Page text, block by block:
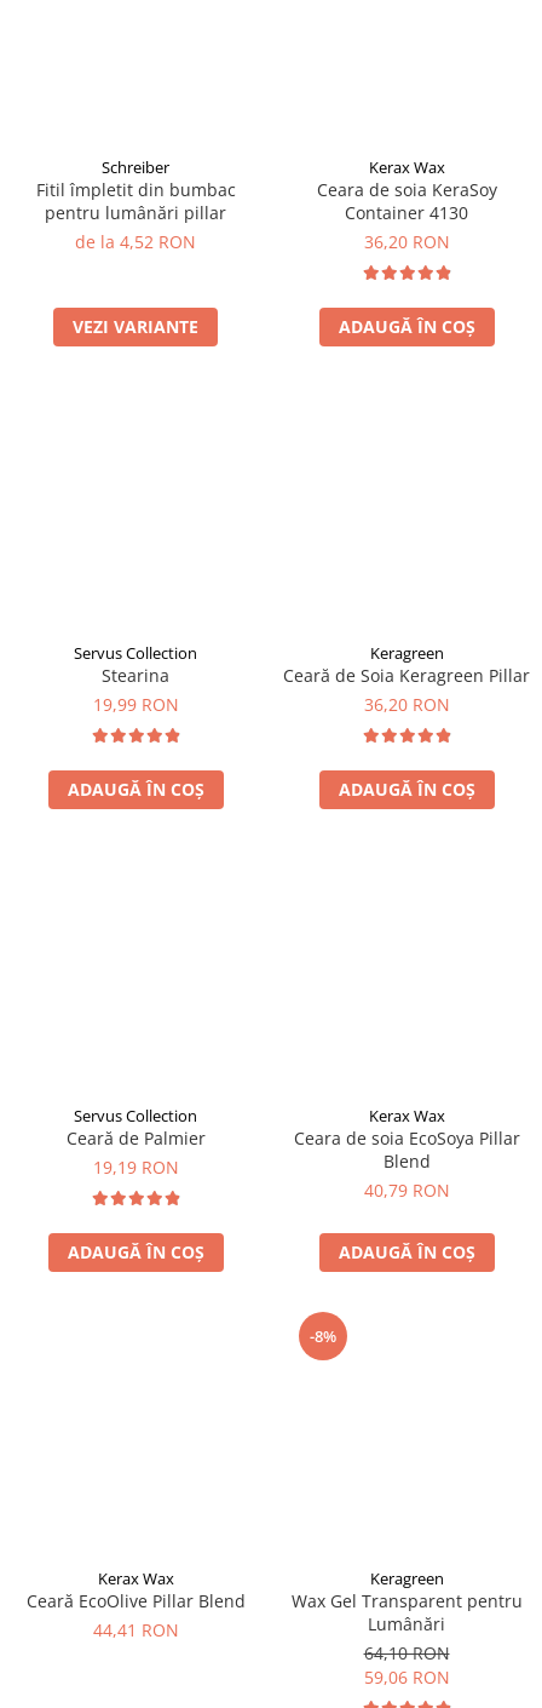
Schreiber
Fitil împletit din bumbac
pentru lumânări pillar
de la 4,52 RON
VEZI VARIANTE
Kerax Wax
Ceara de soia KeraSoy
Container 4130
36,20 RON
ADAUGĂ ÎN COȘ
Servus Collection
Stearina
19,99 RON
ADAUGĂ ÎN COȘ
Keragreen
Ceară de Soia Keragreen Pillar
36,20 RON
ADAUGĂ ÎN COȘ
Servus Collection
Ceară de Palmier
19,19 RON
ADAUGĂ ÎN COȘ
Kerax Wax
Ceara de soia EcoSoya Pillar
Blend
40,79 RON
ADAUGĂ ÎN COȘ
Kerax Wax
Ceară EcoOlive Pillar Blend
44,41 RON
-8%
Keragreen
Wax Gel Transparent pentru
Lumânări
64,10 RON
59,06 RON